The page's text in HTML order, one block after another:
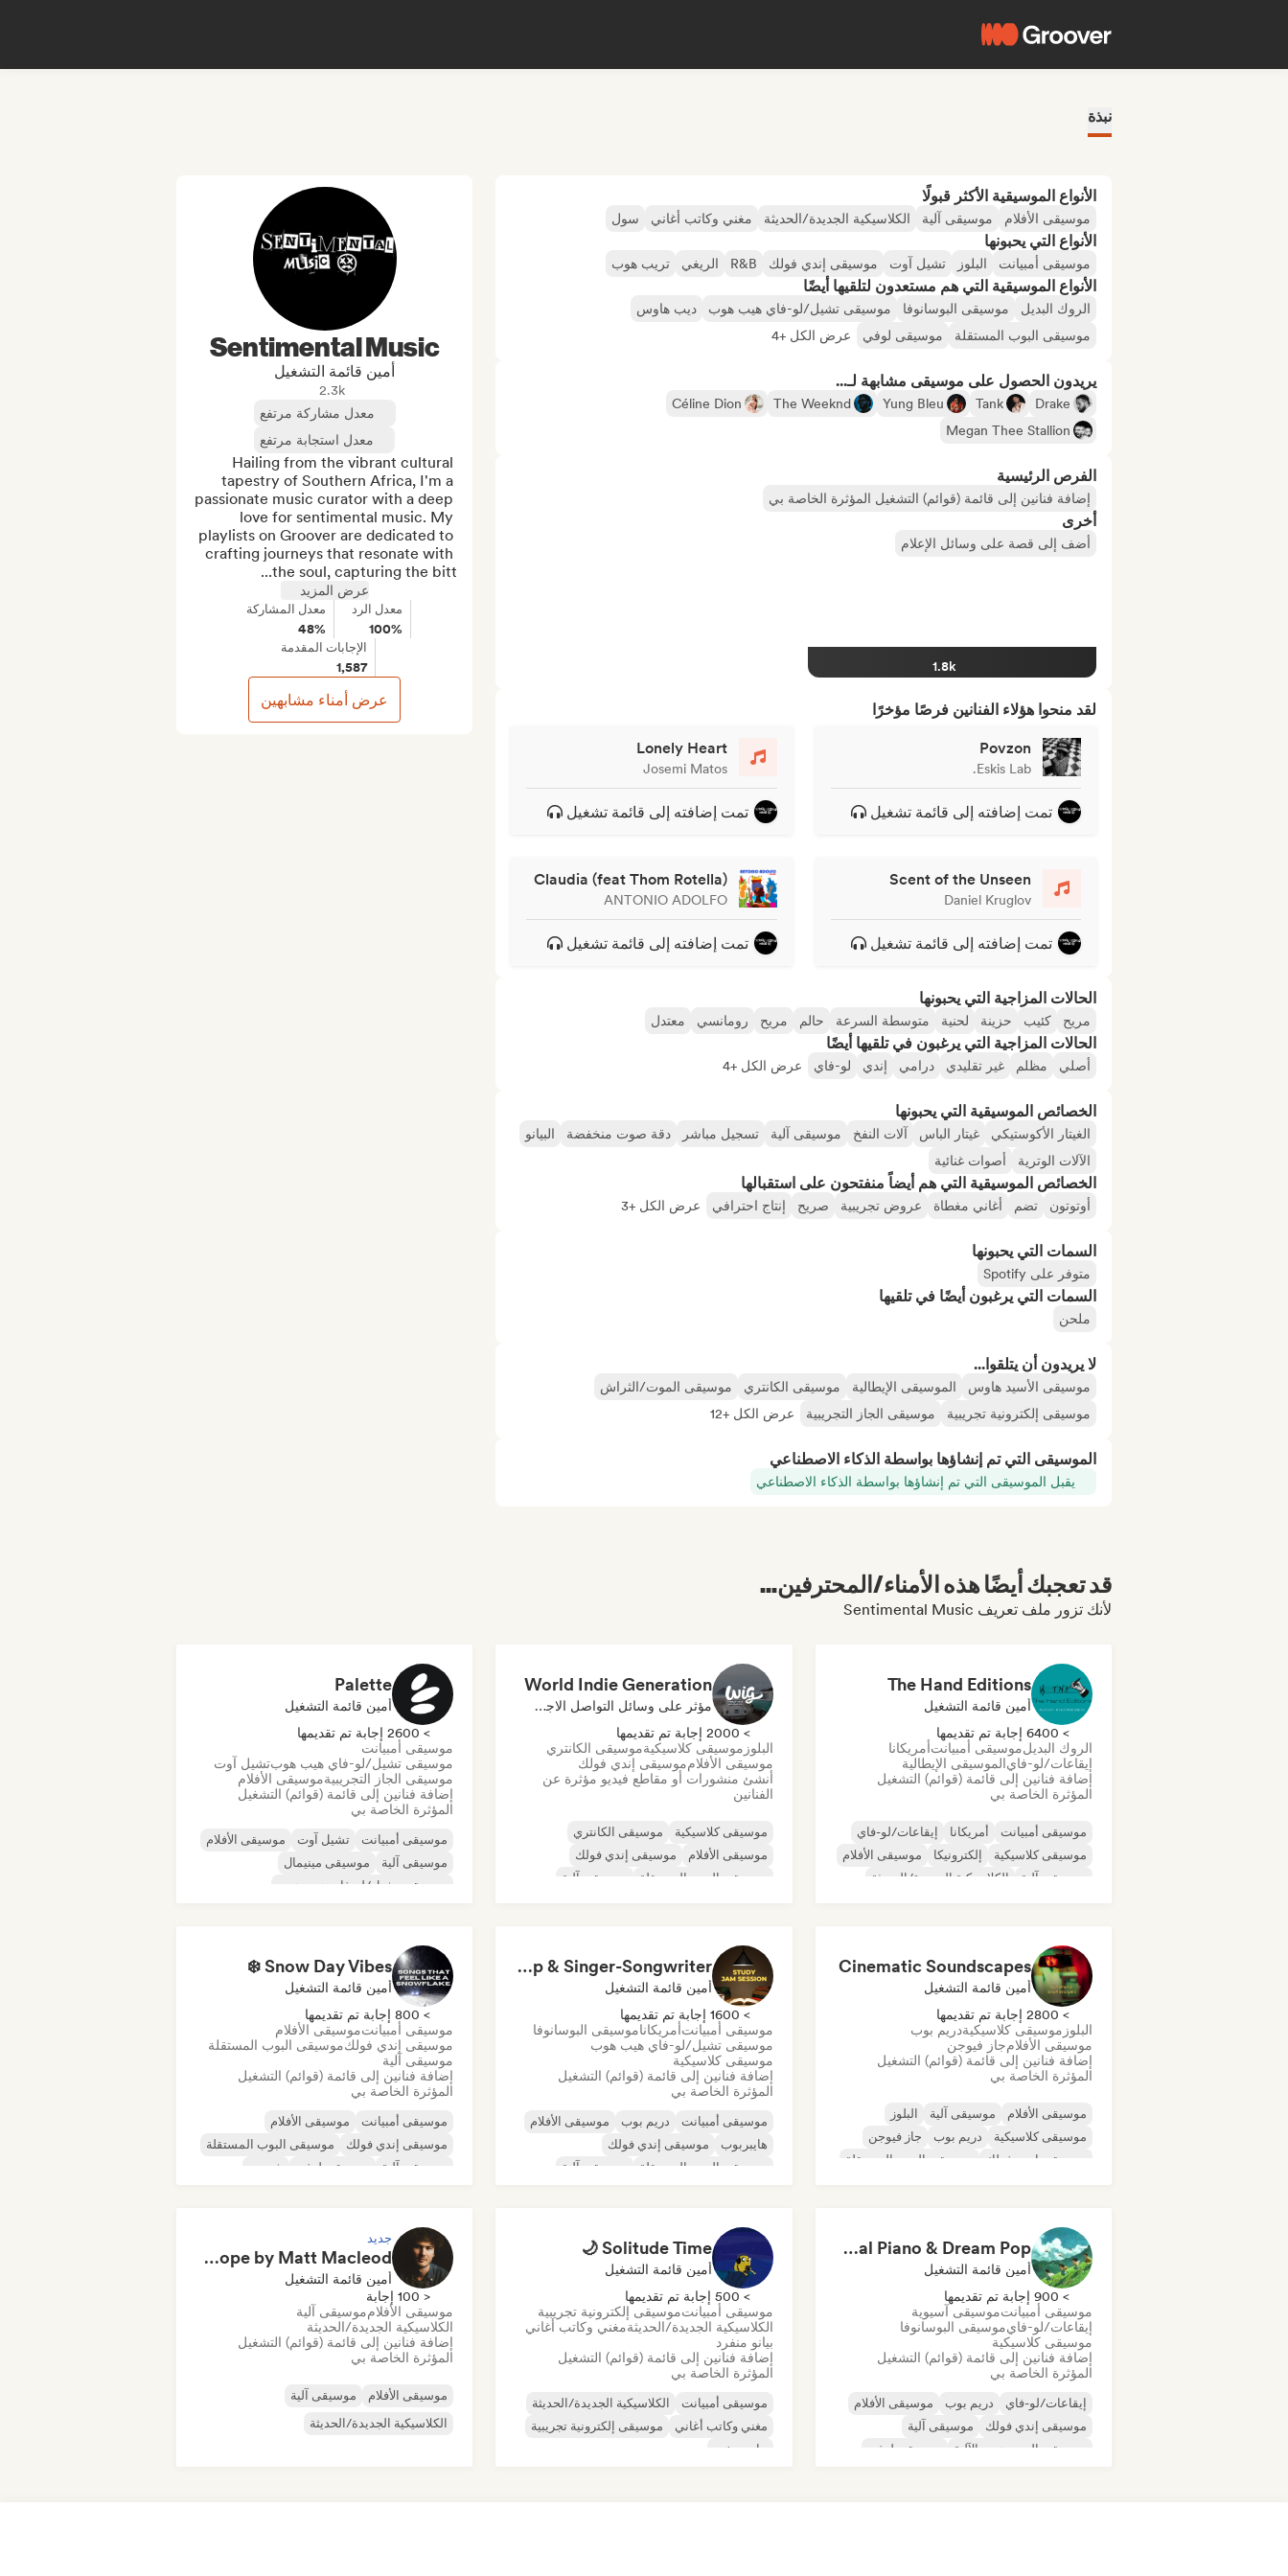
نبذة
الأنواع الموسيقية الأكثر قبولًا
موسيقى الأفلام موسيقى آلية الكلاسيكية الجديدة/الحديثة مغني وكاتب أغاني سول
الأنواع التي يحبونها
موسيقى أمبيانت البلوز تشيل آوت موسيقى إندي فولك R&B الريغي تريب هوب
الأنواع الموسيقية التي هم مستعدون لتلقيها أيضًا
الروك البديل موسيقى البوسانوفا موسيقى تشيل/لو-فاي هيب هوب
ديب هاوس
موسيقى البوب المستقلة
موسيقى لوفي عرض الكل +4
يريدون الحصول على موسيقى مشابهة لـ...
Drake
Tank
Yung Bleu
The Weeknd
Céline Dion
Megan Thee Stallion
الفرص الرئيسية
إضافة فنانين إلى قائمة (قوائم) التشغيل المؤثرة الخاصة بي
أخرى
أضف إلى قصة على وسائل الإعلام
1.8k
لقد منحوا هؤلاء الفنانين فرصًا مؤخرًا
Povzon
Eskis Lab.
تمت إضافته إلى قائمة تشغيل
Lonely Heart
Josemi Matos
تمت إضافته إلى قائمة تشغيل
Scent of the Unseen
Daniel Kruglov
تمت إضافته إلى قائمة تشغيل
Claudia (feat Thom Rotella)
ANTONIO ADOLFO
تمت إضافته إلى قائمة تشغيل
الحالات المزاجية التي يحبونها
مريح كئيب حزينة لحنية متوسطة السرعة حالم مريح رومانسي معتدل
الحالات المزاجية التي يرغبون في تلقيها أيضًا
أصلي مظلم غير تقليدي درامي إندي لو-فاي عرض الكل +4
الخصائص الموسيقية التي يحبونها
الغيتار الأكوستيكي غيتار الباس آلات النفخ موسيقى آلية تسجيل مباشر دقة صوت منخفضة
البيانو
الآلات الوترية
أصوات غنائية
الخصائص الموسيقية التي هم أيضاً منفتحون على استقبالها
أوتوتون تضم أغاني مغطاة عروض تجريبية صريح إنتاج احترافي عرض الكل +3
السمات التي يحبونها
متوفر على Spotify
السمات التي يرغبون أيضًا في تلقيها
ملحن
لا يريدون أن يتلقوا...
موسيقى الأسيد هاوس الموسيقى الإيطالية موسيقى الكانتري
موسيقى الموت/الثراش
موسيقى إلكترونية تجريبية
موسيقى الجاز التجريبية عرض الكل +12
الموسيقى التي تم إنشاؤها بواسطة الذكاء الاصطناعي
يقبل الموسيقى التي تم إنشاؤها بواسطة الذكاء الاصطناعي
Sentimental Music
أمين قائمة التشغيل
2.3k
معدل مشاركة مرتفع
معدل استجابة مرتفع
Hailing from the vibrant cultural
tapestry of Southern Africa, I'm a
passionate music curator with a deep
love for sentimental music. My
playlists on Groover are dedicated to
crafting journeys that resonate with
the soul, capturing the bitt...
عرض المزيد
معدل الرد
100%
معدل المشاركة
48%
الإجابات المقدمة
1,587
عرض أمناء مشابهين
قد تعجبك أيضًا هذه الأمناء/المحترفين...
لأنك تزور ملف تعريف Sentimental Music
The Hand Editions
أمين قائمة التشغيل
> 6400 إجابة تم تقديمها
الروك البديلموسيقى أمبيانتأمريكانا
إيقاعات/لو-فايالموسيقى الإيطالية
إضافة فنانين إلى قائمة (قوائم) التشغيل
المؤثرة الخاصة بي
موسيقى أمبيانت أمريكانا
إيقاعات/لو-فاي
موسيقى كلاسيكية
إلكترونيكا
موسيقى الأفلام
موسيقى آلية
الكلاسيكية الجديدة/الحديثة
World Indie Generation
مؤثر على وسائل التواصل الاجتماعي
> 2000 إجابة تم تقديمها
البلوز موسيقى كلاسيكيةموسيقى الكانتري
موسيقى الأفلامموسيقى إندي فولك
أنشئ منشورات أو مقاطع فيديو مؤثرة عن
الفنانين
موسيقى كلاسيكية
موسيقى الكانتري
موسيقى الأفلام
موسيقى إندي فولك
موسيقى البوب المستقلة
موسيقى آلية
Palette
أمين قائمة التشغيل
> 2600 إجابة تم تقديمها
موسيقى أمبيانت
موسيقى تشيل/لو-فاي هيب هوبتشيل آوت
موسيقى الجاز التجريبيةموسيقى الأفلام
إضافة فنانين إلى قائمة (قوائم) التشغيل
المؤثرة الخاصة بي
موسيقى أمبيانت تشيل آوت
موسيقى الأفلام
موسيقى آلية
موسيقى مينيمال
موسيقى تشيل/لو-فاي هيب هوب
Cinematic Soundscapes
أمين قائمة التشغيل
> 2800 إجابة تم تقديمها
البلوز موسيقى كلاسيكيةدريم بوب
موسيقى الأفلامجاز فيوجن
إضافة فنانين إلى قائمة (قوائم) التشغيل
المؤثرة الخاصة بي
موسيقى الأفلام موسيقى آلية
البلوز
موسيقى كلاسيكية
دريم بوب
جاز فيوجن
موسيقى إندي فولك
موسيقى البوب المستقلة
Study Jam Sessions 📚 Indie Folk, Dream Pop & Singer-Songwriter
أمين قائمة التشغيل
> 1600 إجابة تم تقديمها
موسيقى أمبيانتأمريكاناموسيقى البوسانوفا
موسيقى تشيل/لو-فاي هيب هوب
موسيقى كلاسيكية
إضافة فنانين إلى قائمة (قوائم) التشغيل
المؤثرة الخاصة بي
موسيقى أمبيانت دريم بوب
موسيقى الأفلام
هايبربوب
موسيقى إندي فولك
موسيقى البوب المستقلة
موسيقى آلية
Snow Day Vibes ❄️
أمين قائمة التشغيل
> 800 إجابة تم تقديمها
موسيقى أمبيانتموسيقى الأفلام
موسيقى إندي فولكموسيقى البوب المستقلة
موسيقى آلية
إضافة فنانين إلى قائمة (قوائم) التشغيل
المؤثرة الخاصة بي
موسيقى أمبيانت
موسيقى الأفلام
موسيقى إندي فولك
موسيقى البوب المستقلة
موسيقى آلية
موسيقى لوفي
شوجيز
POV: You're Living in a Studio Ghibli Movie 🌱 Neo-Classical Piano & Dream Pop
أمين قائمة التشغيل
> 900 إجابة تم تقديمها
موسيقى أمبيانتموسيقى آسيوية
إيقاعات/لو-فايموسيقى البوسانوفا
موسيقى كلاسيكية
إضافة فنانين إلى قائمة (قوائم) التشغيل
المؤثرة الخاصة بي
إيقاعات/لو-فاي دريم بوب
موسيقى الأفلام
موسيقى إندي فولك
موسيقى آلية
موسيقى الهيب هوب الآلية
موسيقى لوفي
Solitude Time 🌙
أمين قائمة التشغيل
> 500 إجابة تم تقديمها
موسيقى أمبيانتموسيقى إلكترونية تجريبية
الكلاسيكية الجديدة/الحديثةمغني وكاتب أغاني
بيانو منفرد
إضافة فنانين إلى قائمة (قوائم) التشغيل
المؤثرة الخاصة بي
موسيقى أمبيانت
الكلاسيكية الجديدة/الحديثة
مغني وكاتب أغاني
موسيقى إلكترونية تجريبية
بيانو منفرد
جديد
Emotional Cinematic Songs for Hope by Matt Macleod
أمين قائمة التشغيل
< 100 إجابة
موسيقى الأفلامموسيقى آلية
الكلاسيكية الجديدة/الحديثة
إضافة فنانين إلى قائمة (قوائم) التشغيل
المؤثرة الخاصة بي
موسيقى الأفلام
موسيقى آلية
الكلاسيكية الجديدة/الحديثة